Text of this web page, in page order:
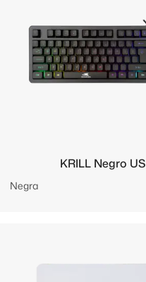
KRILL Negro US
Negra